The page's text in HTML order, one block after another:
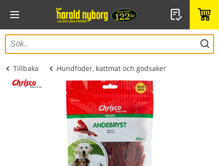
Tillbaka Hundfoder, kattmat och godsaker